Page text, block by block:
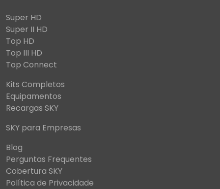
Super HD
Super II HD
Top HD
Top III HD
Top Connect
Kits Completos
Equipamentos
Recargas SKY
SKY para Empresas
Blog
Perguntas Frequentes
Cobertura SKY
Política de Privacidade